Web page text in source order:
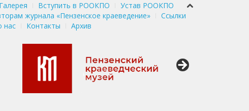
Галерея Вступить в РООКПО
Устав РООКПО
журнала «Пензенское краеведение»
Ссылки
Контакты Архив